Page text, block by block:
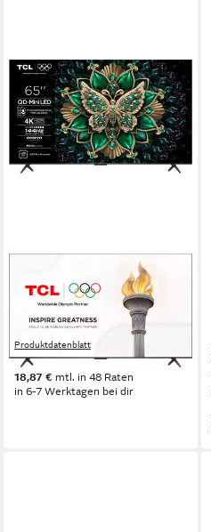
65MQLED75KX1 QLED Mini
LED-Fernseher
QLED Mini LED Bildschirmtechnologie
4K Ultra HD Auflösung
Produktdatenblatt
649,99 €
18,87 € mtl. in 48 Raten
in 6-7 Werktagen bei dir